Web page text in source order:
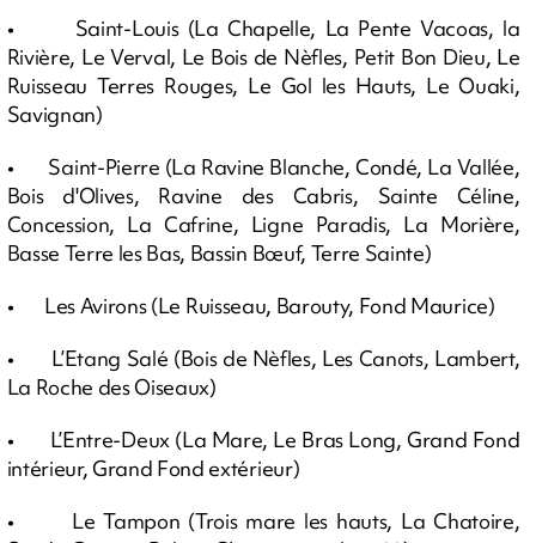
• Saint-Louis (La Chapelle, La Pente Vacoas, la
Rivière, Le Verval, Le Bois de Nèfles, Petit Bon Dieu, Le
Ruisseau Terres Rouges, Le Gol les Hauts, Le Ouaki,
Savignan)
• Saint-Pierre (La Ravine Blanche, Condé, La Vallée,
Bois d'Olives, Ravine des Cabris, Sainte Céline,
Concession, La Cafrine, Ligne Paradis, La Morière,
Basse Terre les Bas, Bassin Bœuf, Terre Sainte)
• Les Avirons (Le Ruisseau, Barouty, Fond Maurice)
• L’Etang Salé (Bois de Nèfles, Les Canots, Lambert,
La Roche des Oiseaux)
• L’Entre-Deux (La Mare, Le Bras Long, Grand Fond
intérieur, Grand Fond extérieur)
• Le Tampon (Trois mare les hauts, La Chatoire,